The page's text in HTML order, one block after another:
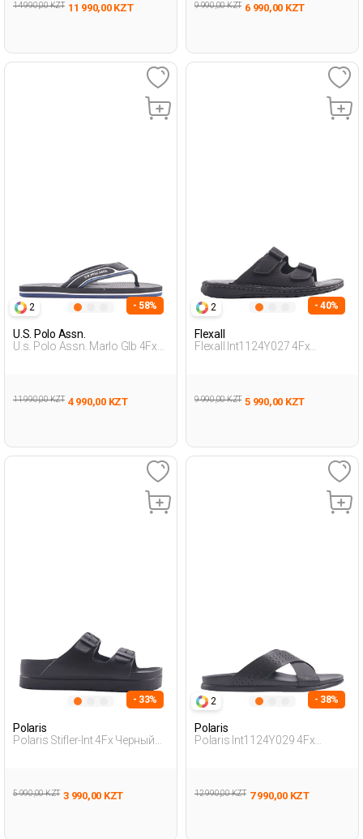
14 990,00 KZT 11 990,00 KZT 9 990,00 KZT 6 990,00 KZT
2 - 58%
U.S. Polo Assn.
U.s. Polo Assn. Marlo Glb 4Fx
11 990,00 KZT 4 990,00 KZT
2 - 40%
Flexall
Flexall Int1124Y027 4Fx
9 990,00 KZT 5 990,00 KZT
- 33%
Polaris
Polaris Stifler-Int 4Fx Черный
5 990,00 KZT 3 990,00 KZT
2 - 38%
Polaris
Polaris Int1124Y029 4Fx
12 990,00 KZT 7 990,00 KZT